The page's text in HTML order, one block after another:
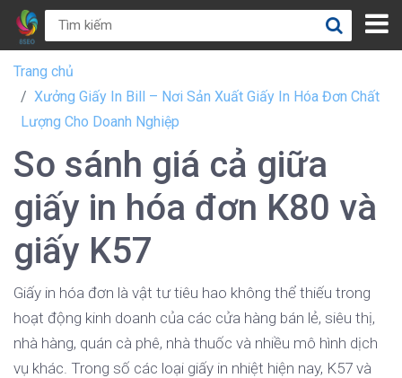
Trang chủ
Xưởng Giấy In Bill – Nơi Sản Xuất Giấy In Hóa Đơn Chất
Lượng Cho Doanh Nghiệp
So sánh giá cả giữa
giấy in hóa đơn K80 và
giấy K57
Giấy in hóa đơn là vật tư tiêu hao không thể thiếu trong
hoạt động kinh doanh của các cửa hàng bán lẻ, siêu thị,
nhà hàng, quán cà phê, nhà thuốc và nhiều mô hình dịch
vụ khác. Trong số các loại giấy in nhiệt hiện nay, K57 và